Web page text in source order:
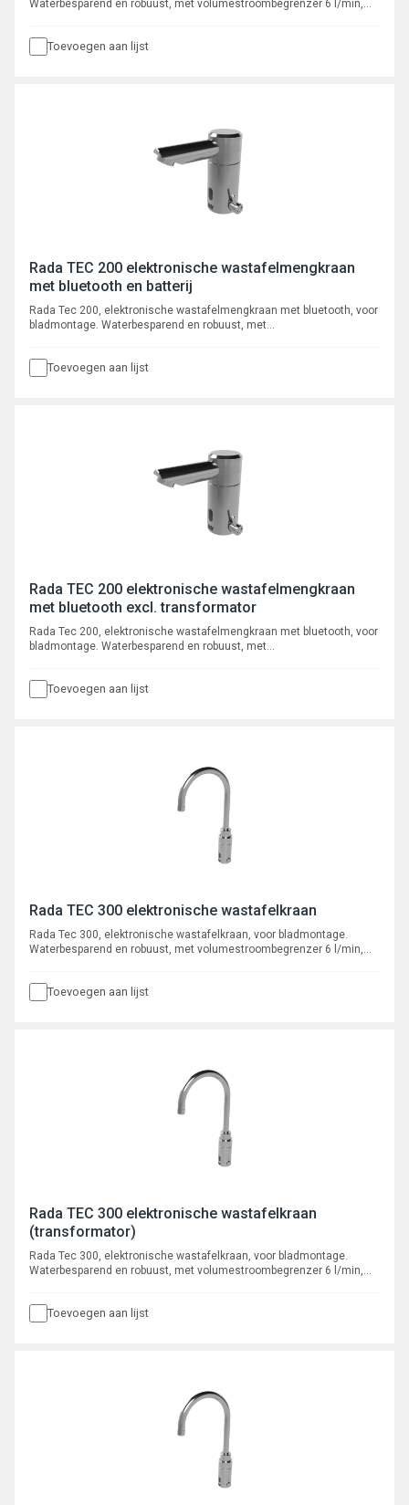
Waterbesparend en robuust, met volumestroombegrenzer 6 l/min,
Toevoegen aan lijst
Rada TEC 200 elektronische wastafelmengkraan
met bluetooth en batterij
Rada Tec 200, elektronische wastafelmengkraan met bluetooth, voor
bladmontage. Waterbesparend en robuust, met
systeem. Programmeerbaar en uit te lezen via bluetooth App, met
Toevoegen aan lijst
Rada TEC 200 elektronische wastafelmengkraan
met bluetooth excl. transformator
Rada Tec 200, elektronische wastafelmengkraan met bluetooth, voor
bladmontage. Waterbesparend en robuust, met
systeem. Programmeerbaar en uit te lezen via bluetooth App, met
Toevoegen aan lijst
Rada TEC 300 elektronische wastafelkraan
Rada Tec 300, elektronische wastafelkraan, voor bladmontage.
Waterbesparend en robuust, met volumestroombegrenzer 6 l/min,
Toevoegen aan lijst
Rada TEC 300 elektronische wastafelkraan
(transformator)
Rada Tec 300, elektronische wastafelkraan, voor bladmontage.
Waterbesparend en robuust, met volumestroombegrenzer 6 l/min,
Toevoegen aan lijst